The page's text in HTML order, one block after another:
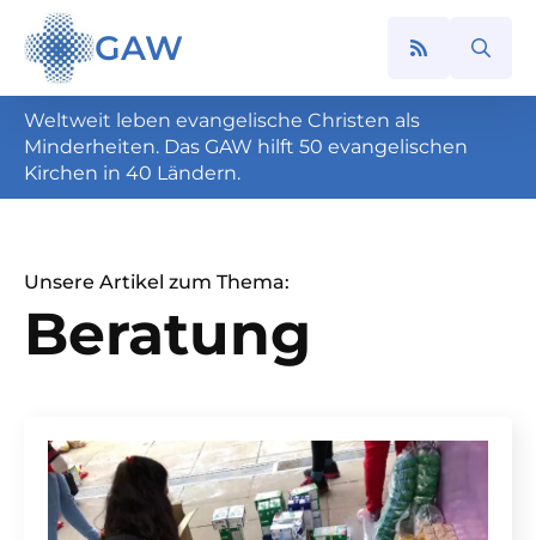
GAW
Search
Weltweit leben evangelische Christen als
Minderheiten. Das GAW hilft 50 evangelischen
Kirchen in 40 Ländern.
Unsere Artikel zum Thema:
Beratung